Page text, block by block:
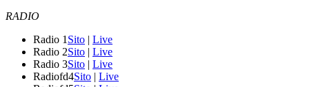
RADIO
Radio 1 Sito | Live
Radio 2Sito | Live
Radio 3Sito | Live
Radiofd4Sito | Live